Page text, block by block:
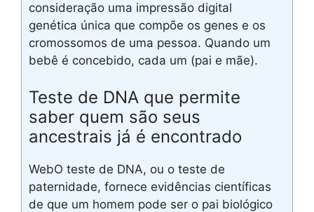
consideração uma impressão digital
genética única que compõe os genes e os
cromossomos de uma pessoa. Quando um
bebê é concebido, cada um (pai e mãe).
Teste de DNA que permite
saber quem são seus
ancestrais já é encontrado
WebO teste de DNA, ou o teste de
paternidade, fornece evidências científicas
de que um homem pode ser o pai biológico